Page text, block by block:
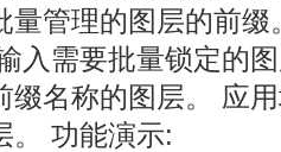
量管理的图层的前
入需要批量锁定的
缀名称的图层。 应
。 功能演示: